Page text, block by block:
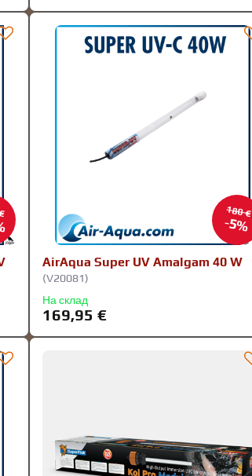
180 €
5%
AirAqua Super UV Amalgam 40 W
(V20081)
На склад
169,95 €